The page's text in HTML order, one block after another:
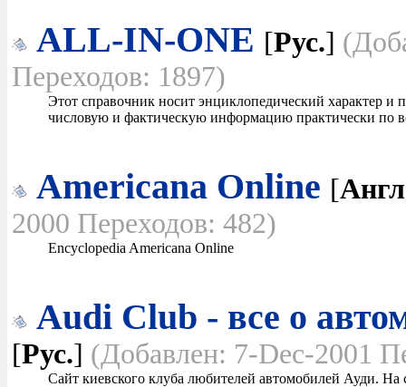
ALL-IN-ONE [Рус.]
Переходов: 1897)
Этот справочник носит энциклопедический характер и
числовую и фактическую информацию практически по
Americana Online [
2000 Переходов: 482)
Encyclopedia Americana Online
Audi Club - все о
[Рус.] (Добавлен: 7-Dec-2001
Сайт киевского клуба любителей автомобилей Ауди. На